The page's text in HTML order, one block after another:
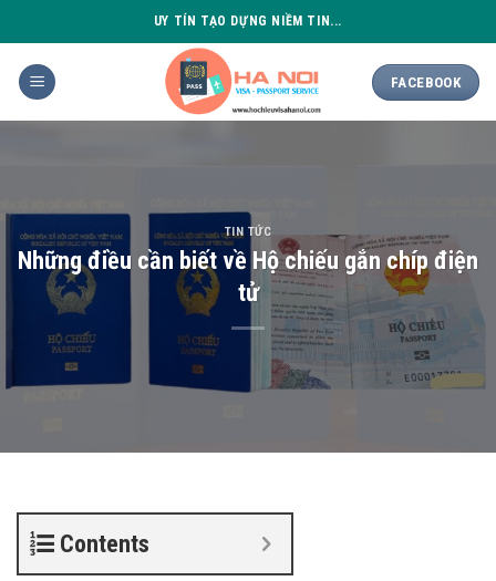
to
content
UY TÍN TẠO DỰNG NIỀM TIN...
FACEBOOK
TIN TỨC
Những điều cần biết về Hộ chiếu gắn chíp điện
tử
Contents